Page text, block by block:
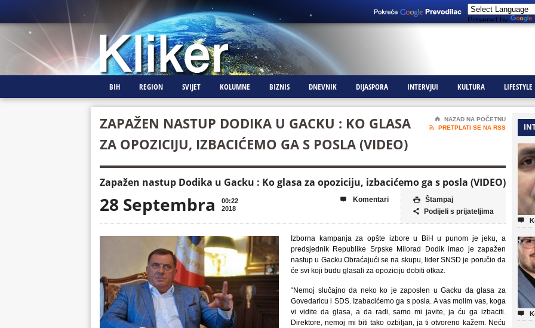
Powered by
BIH REGION SVIJET KOLUMNE BIZNIS DNEVNIK DIJASPORA INTERVJUI KULTURA LIFESTYLE
ZAPAŽEN NASTUP DODIKA U GACKU : KO GLASA
ZA OPOZICIJU, IZBACIĆEMO GA S POSLA (VIDEO)
⌂
NAZAD NA POČETNU

PRETPLATI SE NA RSS
Zapažen nastup Dodika u Gacku : Ko glasa za opoziciju, izbacićemo ga s posla (VIDEO)
28 Septembra
00:22
2018
 Štampaj
 Podijeli s prijateljima
 Komentari
Izborna kampanja za opšte izbore u BiH u punom je jeku, a
predsjednik Republike Srpske Milorad Dodik imao je zapažen
nastup u Gacku.Obraćajući se na skupu, lider SNSD je poručio da
će svi koji budu glasali za opoziciju dobiti otkaz.
“Nemoj slučajno da neko ko je zaposlen u Gacku da glasa za
Govedaricu i SDS. Izabacićemo ga s posla. A vas molim vas, koga
vi vidite da glasa, a da radi, samo mi javite, ja ću ga izbaciti.
Direktore, nemoj mi biti tako ozbiljan, ja ti otvoreno kažem. Neću

